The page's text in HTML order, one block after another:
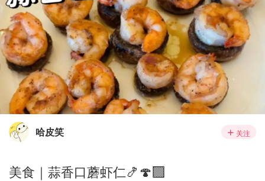
哈皮笑 关注
美食｜蒜香口蘑虾仁🍤🍄‍🟫